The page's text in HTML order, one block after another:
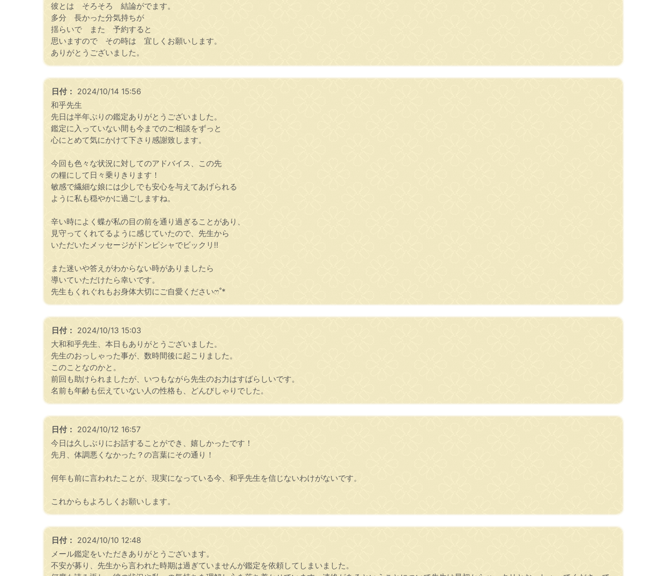
彼とは そろそろ 結論がでます。
多分 長かった分気持ちが
揺らいで また 予約すると
思いますので その時は 宜しくお願いします。
ありがとうございました。
日付： 2024/10/14 15:56
和乎先生
先日は半年ぶりの鑑定ありがとうございました。
鑑定に入っていない間も今までのご相談をずっと
心にとめて気にかけて下さり感謝致します。
今回も色々な状況に対してのアドバイス、この先
の糧にして日々乗りきります！
敏感で繊細な娘には少しでも安心を与えてあげられる
ように私も穏やかに過ごしますね。
辛い時によく蝶が私の目の前を通り過ぎることがあり、
見守ってくれてるように感じていたので、先生から
いただいたメッセージがドンピシャでビックリ‼️
また迷いや答えがわからない時がありましたら
導いていただけたら幸いです。
先生もくれぐれもお身体大切にご自愛くださいෆ˚*
日付： 2024/10/13 15:03
大和和乎先生、本日もありがとうございました。
先生のおっしゃった事が、数時間後に起こりました。
このことなのかと。
前回も助けられましたが、いつもながら先生のお力はすばらしいです。
名前も年齢も伝えていない人の性格も、どんびしゃりでした。
日付： 2024/10/12 16:57
今日は久しぶりにお話することができ、嬉しかったです！
先月、体調悪くなかった？の言葉にその通り！
何年も前に言われたことが、現実になっている今、和乎先生を信じないわけがないです。
これからもよろしくお願いします。
日付： 2024/10/10 12:48
メール鑑定をいただきありがとうございます。
不安が募り、先生から言われた時期は過ぎていませんが鑑定を依頼してしまいました。